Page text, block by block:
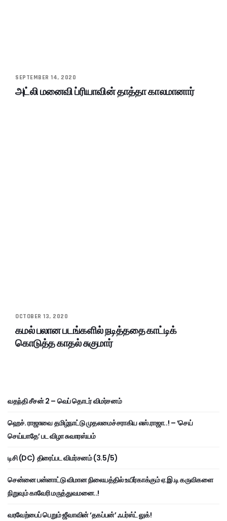
SEPTEMBER 14, 2020
அட்லி மனைவி ப்ரியாவின் தாத்தா காலமானார்
OCTOBER 13, 2020
கமல் பலான படங்களில் நடித்ததை காட்டிக்
கொடுத்த காதல் சுகுமார்
வதந்தி சீசன் 2 – வெப் தொடர் விமர்சனம்
ஹெச். ராஜாவை தமிழ்நாட்டு முதலமைச்சராகிய எஸ்.ராஜா..! – ‘செய்
செய்யாதே’ பட விழா சுவாரஸ்யம்
டிசி (DC) திரைப்பட விமர்சனம் (3.5/5)
சென்னை பன்னாட்டு விமான நிலையத்தில் உயிர்காக்கும் ஏ.இ.டி கருவிகளை
நிறுவும் காவேரி மருத்துவமனை..!
வரவேற்பைப் பெறும் ஜீவாவின் ‘தகப்பன்’ ஃபர்ஸ்ட் லுக்!